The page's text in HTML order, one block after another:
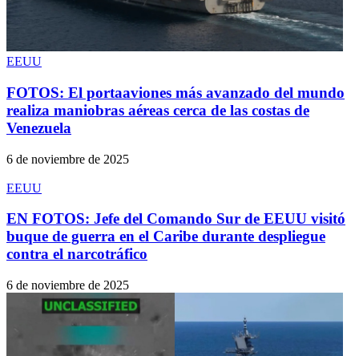
EEUU
FOTOS: El portaaviones más avanzado del mundo
realiza maniobras aéreas cerca de las costas de
Venezuela
6 de noviembre de 2025
EEUU
EN FOTOS: Jefe del Comando Sur de EEUU visitó
buque de guerra en el Caribe durante despliegue
contra el narcotráfico
6 de noviembre de 2025